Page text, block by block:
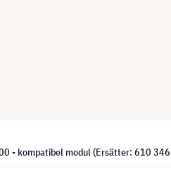
- kompatibel modul (Ersätter: 610